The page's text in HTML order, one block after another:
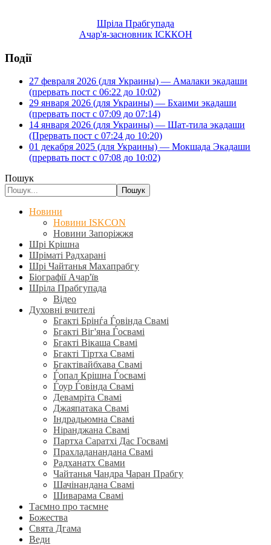
Шріла Прабгупада
Ачар'я-засновник ІСККОН
Події
27 февраля 2026 (для Украины) — Амалаки экадаши
(прервать пост с 06:22 до 10:02)
29 января 2026 (для Украины) — Бхаими экадаши
(прервать пост с 07:09 до 07:14)
14 января 2026 (для Украины) — Шат-тила экадаши
(Прервать пост с 07:24 до 10:20)
01 декабря 2025 (для Украины) — Мокшада Экадаши
(прервать пост с 07:08 до 10:02)
Пошук
Пошук
Новини
Новини ISKCON
Новини Запоріжжя
Шрі Крішна
Шріматі Радхарані
Шрі Чайтанья Махапрабгу
Біографії Ачар'їв
Шріла Прабгупада
Відео
Духовні вчителі
Бгакті Брінѓа Ѓовінда Свамі
Бгакті Віг'яна Ѓосвамі
Бгакті Вікаша Свамі
Бгакті Тіртха Свамі
Бгактівайбхава Свамі
Ѓопал Крішна Ѓосвамі
Ѓоур Ѓовінда Свамі
Девамріта Свамі
Джаяпатака Свамі
Індрадьюмна Свамі
Ніранджана Свамі
Партха Саратхі Дас Госвамі
Прахладанандана Свамі
Радханатх Свами
Чайтанья Чандра Чаран Прабгу
Шачінандана Свамі
Шиварама Свамі
Таємно про таємне
Божества
Свята Дгама
Веди